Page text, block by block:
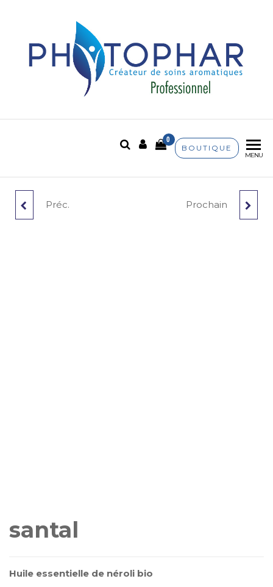
aromatiques
BOUTIQUE
0
MENU
ROSE DE DAMAS
Préc. CROTON GEAYI
Prochain
santal
Huile essentielle de néroli bio